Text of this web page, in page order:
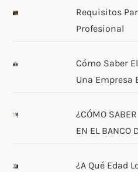
Requisitos
Profesional
Cómo Saber
Una Empresa
¿CÓMO
EN EL BANCO
¿A Qué Edad